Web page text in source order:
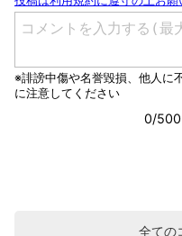
全ての